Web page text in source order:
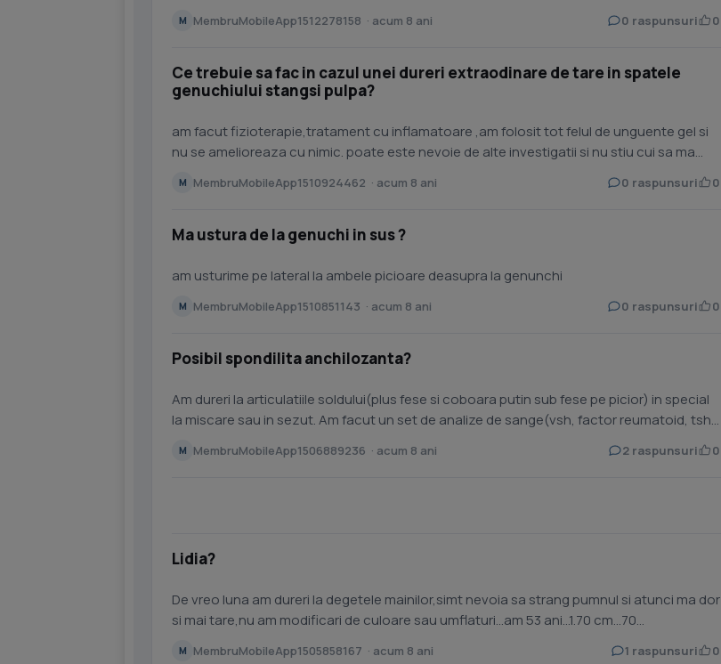
M MembruMobileApp1512278158 · acum 8 ani 0 raspunsuri 0
Ce trebuie sa fac in cazul unei dureri extraodinare de tare in spatele
genuchiului stangsi pulpa?
am facut fizioterapie,tratament cu inflamatoare ,am folosit tot felul de unguente gel si
nu se amelioreaza cu nimic. poate este nevoie de alte investigatii si nu stiu cui sa ma
M MembruMobileApp1510924462 · acum 8 ani 0 raspunsuri 0
Ma ustura de la genuchi in sus ?
am usturime pe lateral la ambele picioare deasupra la genunchi
M MembruMobileApp1510851143 · acum 8 ani 0 raspunsuri 0
Posibil spondilita anchilozanta?
Am dureri la articulatiile soldului(plus fese si coboara putin sub fese pe picior) in special
la miscare sau in sezut. Am facut un set de analize de sange(vsh, factor reumatoid, tsh,
M MembruMobileApp1506889236 · acum 8 ani 2 raspunsuri 0
Lidia?
De vreo luna am dureri la degetele mainilor,simt nevoia sa strang pumnul si atunci ma dor
si mai tare,nu am modificari de culoare sau umflaturi...am 53 ani...1.70 cm...70
M MembruMobileApp1505858167 · acum 8 ani 1 raspunsuri 0